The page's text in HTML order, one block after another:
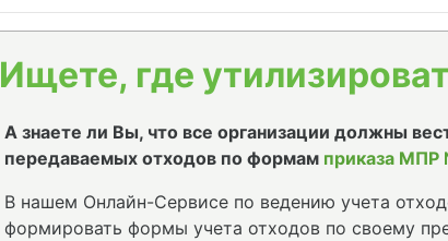
Ищете, где
А знаете ли Вы, что все организации должны
передаваемых отходов по формам приказа
В нашем Онлайн-Сервисе по ведению учета
формировать формы учета отходов по своему